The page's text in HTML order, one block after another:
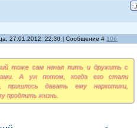
27.01.2012, 22:30 | Сообщение # 106
тоже сам начал пить и дружить с
А уж потом, когда его стали
пришлось давать ему наркотики,
продлить жизнь.